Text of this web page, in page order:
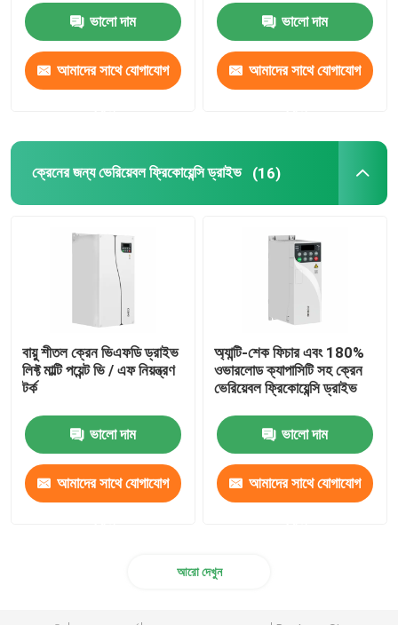
ভালো দাম
আমাদের সাথে যোগাযোগ
ভালো দাম
আমাদের সাথে যোগাযোগ
ক্রেনের জন্য ভেরিয়েবল ফ্রিকোয়েন্সি ড্রাইভ (16)
বায়ু শীতল ক্রেন ভিএফডি ড্রাইভ
লিফ্ট মাল্টি পয়েন্ট ভি / এফ নিয়ন্ত্রণ
টর্ক
ভালো দাম
আমাদের সাথে যোগাযোগ
অ্যান্টি-শেক ফিচার এবং 180%
ওভারলোড ক্যাপাসিটি সহ ক্রেন
ভেরিয়েবল ফ্রিকোয়েন্সি ড্রাইভ
ভালো দাম
আমাদের সাথে যোগাযোগ
আরো দেখুন